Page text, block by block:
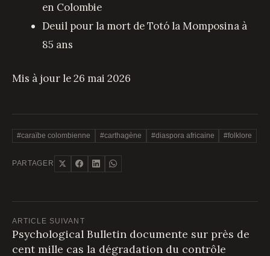
en Colombie
Deuil pour la mort de Totó la Momposina à
85 ans
Mis à jour le 26 mai 2026
#caraïbe colombienne #carthagène #diaspora africaine #folklore
PARTAGER
ARTICLE SUIVANT
Psychological Bulletin documente sur près de
cent mille cas la dégradation du contrôle